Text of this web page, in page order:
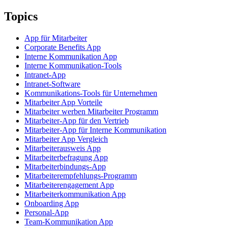
Topics
App für Mitarbeiter
Corporate Benefits App
Interne Kommunikation App
Interne Kommunikation-Tools
Intranet-App
Intranet-Software
Kommunikations-Tools für Unternehmen
Mitarbeiter App Vorteile
Mitarbeiter werben Mitarbeiter Programm
Mitarbeiter-App für den Vertrieb
Mitarbeiter-App für Interne Kommunikation
Mitarbeiter App Vergleich
Mitarbeiterausweis App
Mitarbeiterbefragung App
Mitarbeiterbindungs-App
Mitarbeiterempfehlungs-Programm
Mitarbeiterengagement App
Mitarbeiterkommunikation App
Onboarding App
Personal-App
Team-Kommunikation App